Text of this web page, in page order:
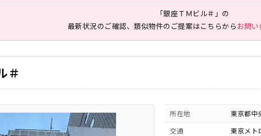
「銀座ＴＭビル＃」の
最新状況のご確認、類似物件のご提案はこちらから お問
＃
所在地
東京都中
交通
東京メト